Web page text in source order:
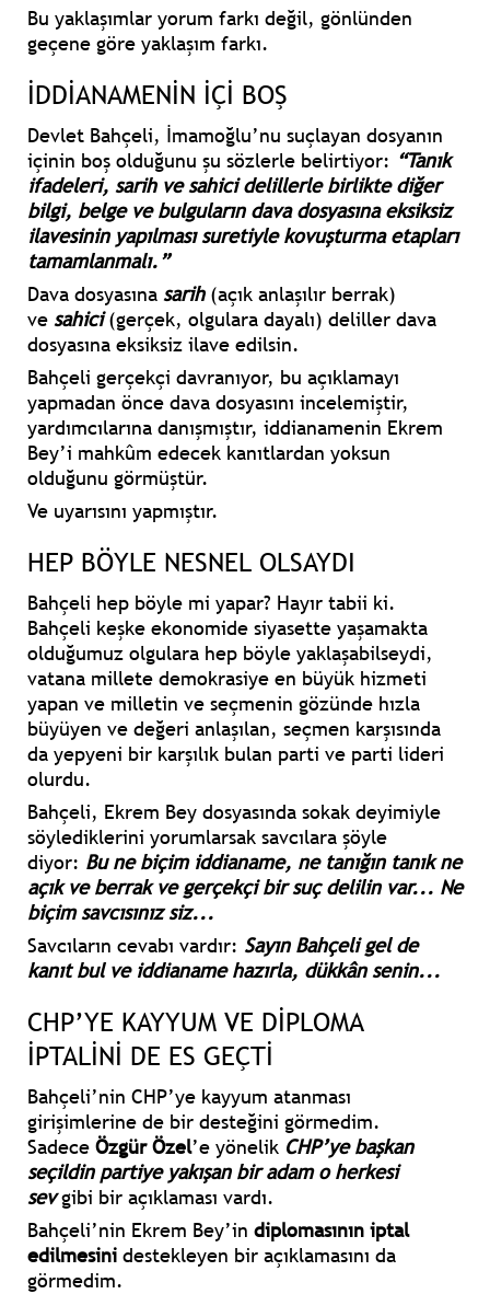
Bu yaklaşımlar yorum farkı değil, gönlünden
geçene göre yaklaşım farkı.
İDDİANAMENİN İÇİ BOŞ
Devlet Bahçeli, İmamoğlu’nu suçlayan dosyanın
içinin boş olduğunu şu sözlerle belirtiyor: “Tanık
ifadeleri, sarih ve sahici delillerle birlikte diğer
bilgi, belge ve bulguların dava dosyasına eksiksiz
ilavesinin yapılması suretiyle kovuşturma etapları
tamamlanmalı.”
Dava dosyasına sarih(açık anlaşılır berrak)
ve sahici(gerçek, olgulara dayalı) deliller dava
dosyasına eksiksiz ilave edilsin.
Bahçeli gerçekçi davranıyor, bu açıklamayı
yapmadan önce dava dosyasını incelemiştir,
yardımcılarına danışmıştır, iddianamenin Ekrem
Bey’i mahkûm edecek kanıtlardan yoksun
olduğunu görmüştür.
Ve uyarısını yapmıştır.
HEP BÖYLE NESNEL OLSAYDI
Bahçeli hep böyle mi yapar? Hayır tabii ki.
Bahçeli keşke ekonomide siyasette yaşamakta
olduğumuz olgulara hep böyle yaklaşabilseydi,
vatana millete demokrasiye en büyük hizmeti
yapan ve milletin ve seçmenin gözünde hızla
büyüyen ve değeri anlaşılan, seçmen karşısında
da yepyeni bir karşılık bulan parti ve parti lideri
olurdu.
Bahçeli, Ekrem Bey dosyasında sokak deyimiyle
söylediklerini yorumlarsak savcılara şöyle
diyor: Bu ne biçim iddianame, ne tanığın tanık ne
açık ve berrak ve gerçekçi bir suç delilin var... Ne
biçim savcısınız siz...
Savcıların cevabı vardır: Sayın Bahçeli gel de
kanıt bul ve iddianame hazırla, dükkân senin...
CHP’YE KAYYUM VE DİPLOMA
İPTALİNİ DE ES GEÇTİ
Bahçeli’nin CHP’ye kayyum atanması
girişimlerine de bir desteğini görmedim.
Sadece Özgür Özel’e yönelik CHP’ye başkan
seçildin partiye yakışan bir adam o herkesi
sevgibi bir açıklaması vardı.
Bahçeli’nin Ekrem Bey’in diplomasının iptal
edilmesini destekleyen bir açıklamasını da
görmedim.